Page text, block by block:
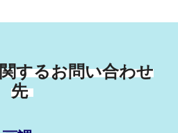
するお問い合わせ
先